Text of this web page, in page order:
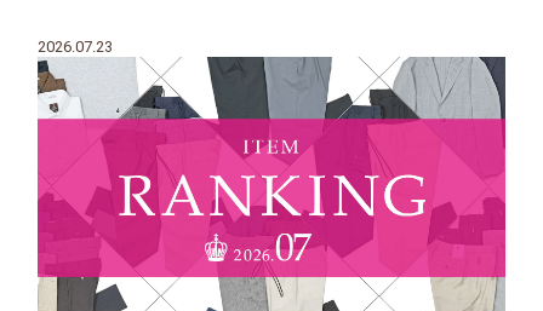
2026.07.23